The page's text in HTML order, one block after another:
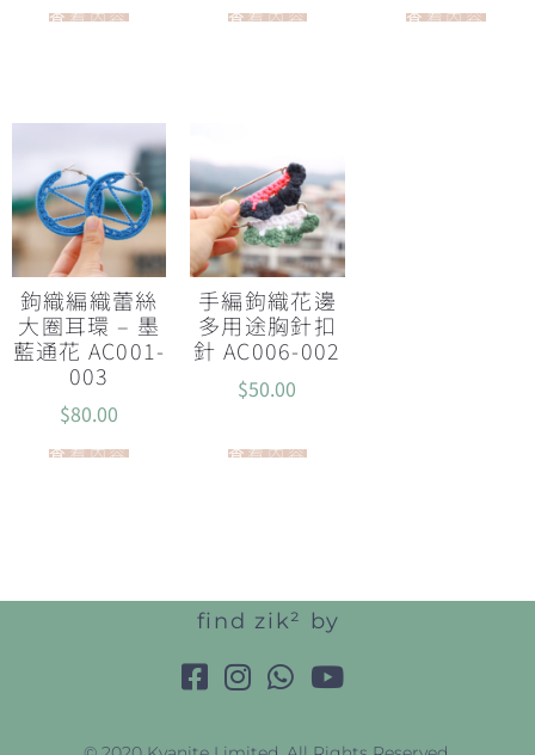
查看內容 查看內容 查看內容
鉤織編織蕾絲
大圈耳環 – 墨
藍通花 AC001-
003
$80.00
查看內容
手編鉤織花邊
多用途胸針扣
針 AC006-002
$50.00
查看內容
find zik² by